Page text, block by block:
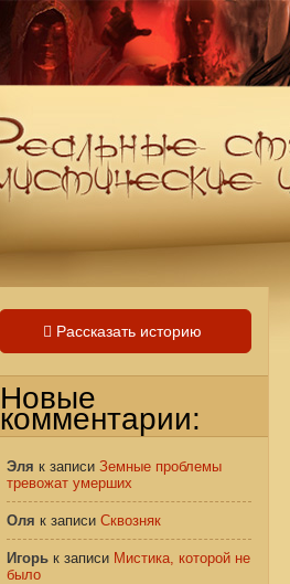
Рассказать историю
Новые
комментарии:
Эля к записи Земные проблемы
тревожат умерших
Оля к записи Сквозняк
Игорь к записи Мистика, которой не
было